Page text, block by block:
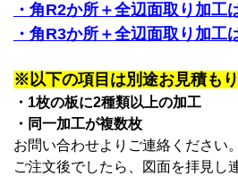
・角R2か所＋全辺面取り加工
・角R3か所＋全辺面取り加工
※以下の項目は別途お見積もり
・1枚の板に2種類以上の加工
・同一加工が複数枚
お問い合わせよりご連絡ください。
ご注文後でしたら、図面を拝見し